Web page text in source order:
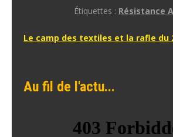
Étiquettes : Résistance
Navigation
l’article
Le camp des textiles et la rafle du
Au fil de l'actu...